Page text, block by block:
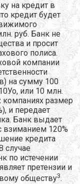
на кредит в
кредит будет
руб. Банк не
и просит
полиса.
компании
на сумму 100
или 10 млн.
компаниях размер
и передает
Банк выдает
взиманием 120%
кредита
случае
по истечении
претензии и
обществу3.